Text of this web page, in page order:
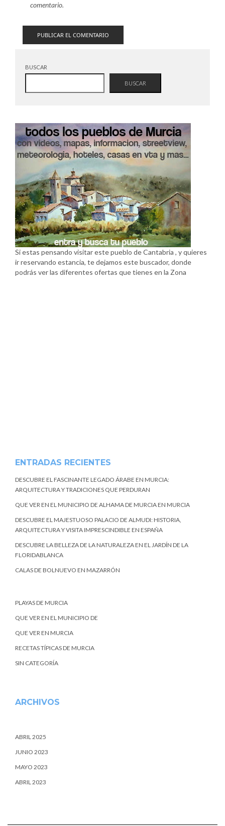
comentario.
BUSCAR
BUSCAR
Si estas pensando visitar este pueblo de Cantabria , y quieres
ir reservando estancia, te dejamos este buscador, donde
podrás ver las diferentes ofertas que tienes en la Zona
ENTRADAS RECIENTES
DESCUBRE EL FASCINANTE LEGADO ÁRABE EN MURCIA:
ARQUITECTURA Y TRADICIONES QUE PERDURAN
QUE VER EN EL MUNICIPIO DE ALHAMA DE MURCIA EN MURCIA
DESCUBRE EL MAJESTUOSO PALACIO DE ALMUDI: HISTORIA,
ARQUITECTURA Y VISITA IMPRESCINDIBLE EN ESPAÑA
DESCUBRE LA BELLEZA DE LA NATURALEZA EN EL JARDÍN DE LA
FLORIDABLANCA
CALAS DE BOLNUEVO EN MAZARRÓN
PLAYAS DE MURCIA
QUE VER EN EL MUNICIPIO DE
QUE VER EN MURCIA
RECETAS TÍPICAS DE MURCIA
SIN CATEGORÍA
ARCHIVOS
ABRIL 2025
JUNIO 2023
MAYO 2023
ABRIL 2023